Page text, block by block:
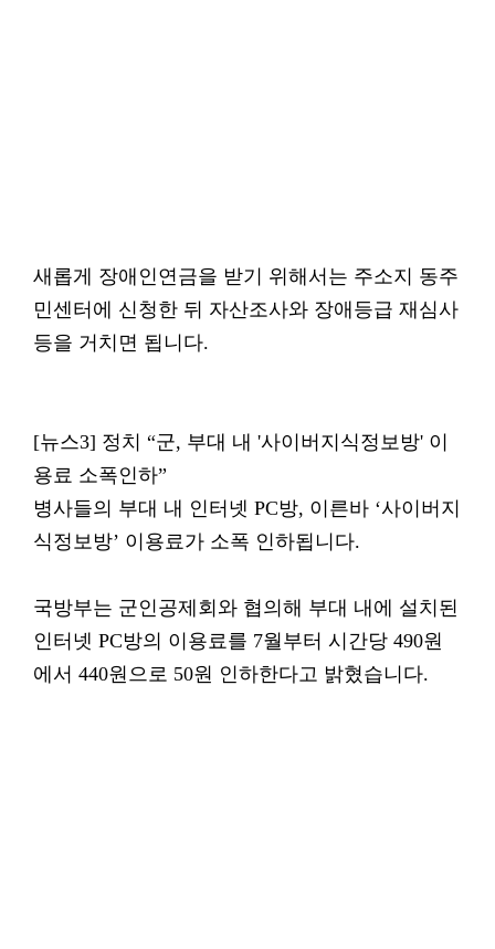
새롭게 장애인연금을 받기 위해서는 주소지 동주
민센터에 신청한 뒤 자산조사와 장애등급 재심사
등을 거치면 됩니다.
[뉴스3] 정치 “군, 부대 내 '사이버지식정보방' 이
용료 소폭인하”
병사들의 부대 내 인터넷 PC방, 이른바 ‘사이버지
식정보방’ 이용료가 소폭 인하됩니다.
국방부는 군인공제회와 협의해 부대 내에 설치된
인터넷 PC방의 이용료를 7월부터 시간당 490원
에서 440원으로 50원 인하한다고 밝혔습니다.